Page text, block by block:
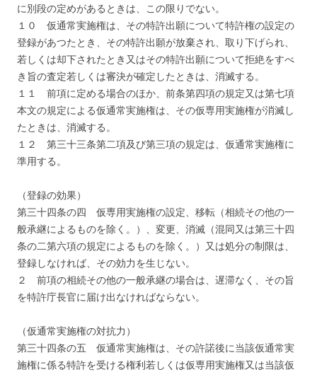
に別段の定めがあるときは、この限りでない。
１０ 仮通常実施権は、その特許出願について特許権の設定の
登録があつたとき、その特許出願が放棄され、取り下げられ、
若しくは却下されたとき又はその特許出願について拒絶をすべ
き旨の査定若しくは審決が確定したときは、消滅する。
１１ 前項に定める場合のほか、前条第四項の規定又は第七項
本文の規定による仮通常実施権は、その仮専用実施権が消滅し
たときは、消滅する。
１２ 第三十三条第二項及び第三項の規定は、仮通常実施権に
準用する。
（登録の効果）
第三十四条の四 仮専用実施権の設定、移転（相続その他の一
般承継によるものを除く。）、変更、消滅（混同又は第三十四
条の二第六項の規定によるものを除く。）又は処分の制限は、
登録しなければ、その効力を生じない。
２ 前項の相続その他の一般承継の場合は、遅滞なく、その旨
を特許庁長官に届け出なければならない。
（仮通常実施権の対抗力）
第三十四条の五 仮通常実施権は、その許諾後に当該仮通常実
施権に係る特許を受ける権利若しくは仮専用実施権又は当該仮